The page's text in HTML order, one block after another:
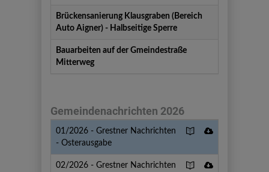
Brückensanierung Klausgraben (Bereich
Auto Aigner) - Halbseitige Sperre
Bauarbeiten auf der Gmeindestraße
Mitterweg
Gemeindenachrichten 2026
Name Beschreibung Größe Download
01/2026 - Grestner Nachrichten
- Osterausgabe
FlipbookDownload
-
Grestner
02/2026 - Grestner Nachrichten
FlipbookDownload